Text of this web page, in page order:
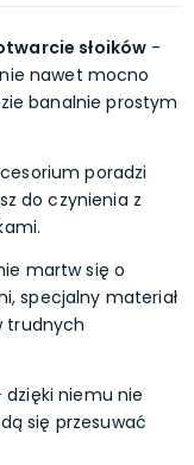
słoików -
nawet mocno
banalnie prostym
poradzi
do czynienia z
martw się o
specjalny materiał
trudnych
dzięki niemu nie
się przesuwać